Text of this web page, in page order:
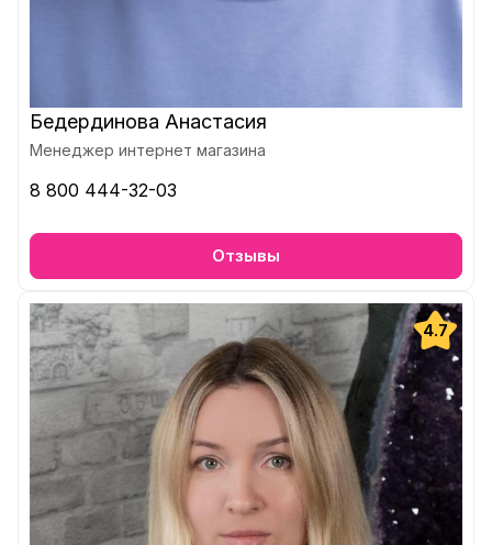
Бедердинова Анастасия
Менеджер интернет магазина
8 800 444-32-03
Отзывы
4.7